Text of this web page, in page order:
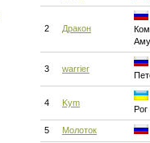
2 Дракон
3 warrier
4 Kym
Рог
5 Молоток